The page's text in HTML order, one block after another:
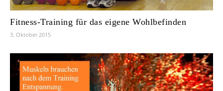
Fitness-Training für das eigene Wohlbefinden
3. Oktober 2015